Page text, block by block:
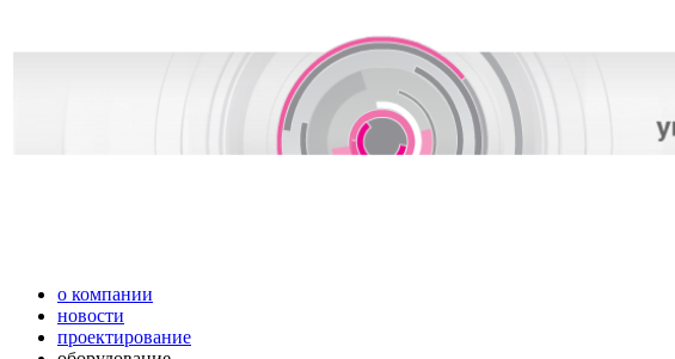
о компании
новости
проектирование